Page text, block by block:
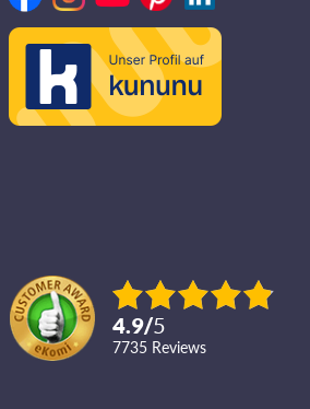
4.9/5
7735 reviews